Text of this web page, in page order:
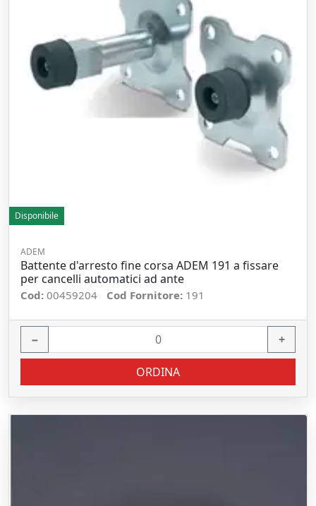
Disponibile
ADEM
Battente d'arresto fine corsa ADEM 191 a fissare
per cancelli automatici ad ante
Cod: 00459204 Cod Fornitore: 191
− +
ORDINA